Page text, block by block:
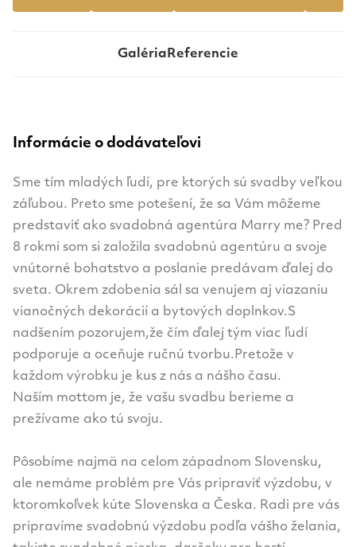
Galéria Referencie
Informácie o dodávateľovi
Sme tím mladých ľudí, pre ktorých sú svadby veľkou
záľubou. Preto sme potešení, že sa Vám môžeme
predstaviť ako svadobná agentúra Marry me? Pred
8 rokmi som si založila svadobnú agentúru a svoje
vnútorné bohatstvo a poslanie predávam ďalej do
sveta. Okrem zdobenia sál sa venujem aj viazaniu
vianočných dekorácií a bytových doplnkov.S
nadšením pozorujem,že čím ďalej tým viac ľudí
podporuje a oceňuje ručnú tvorbu.Pretože v
každom výrobku je kus z nás a nášho času.
Naším mottom je, že vašu svadbu berieme a
prežívame ako tú svoju.
Pôsobíme najmä na celom západnom Slovensku,
ale nemáme problém pre Vás pripraviť výzdobu, v
ktoromkoľvek kúte Slovenska a Česka. Radi pre vás
pripravíme svadobnú výzdobu podľa vášho želania,